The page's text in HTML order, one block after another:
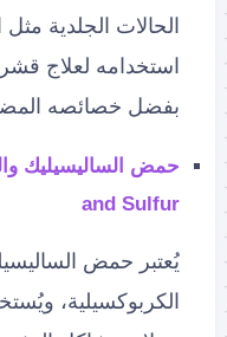
الحالات الجلدية
استخدامه لعلاج
بفضل خصائصه
and Sulfur
يُعتبر حمض
الكربوكسيلية،